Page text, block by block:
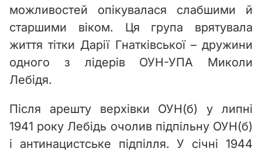
можливостей опікувалася слабшими й
старшими віком. Ця група врятувала
життя тітки Дарії Гнатківської – дружини
одного з лідерів ОУН-УПА Миколи
Лебідя.
Після арешту верхівки ОУН(б) у липні
1941 року Лебідь очолив підпільну ОУН(б)
і антинацистське підпілля. У січні 1944